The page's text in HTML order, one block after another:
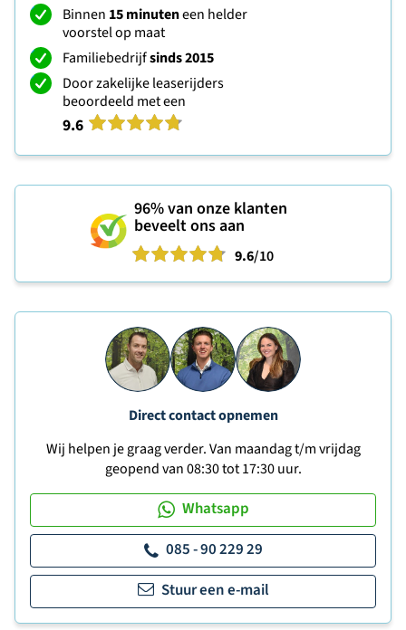
Binnen 15 minuteneen helder
voorstel op maat
Familiebedrijfsinds 2015
Door zakelijke leaserijders
beoordeeld met een
9.6
96%van onze klanten
beveelt ons aan
9.6/10
Direct contact opnemen
Wij helpen je graag verder. Van maandag t/m vrijdag
geopend van 08:30 tot 17:30 uur.
Whatsapp
085 - 90 229 29
Stuur een e-mail